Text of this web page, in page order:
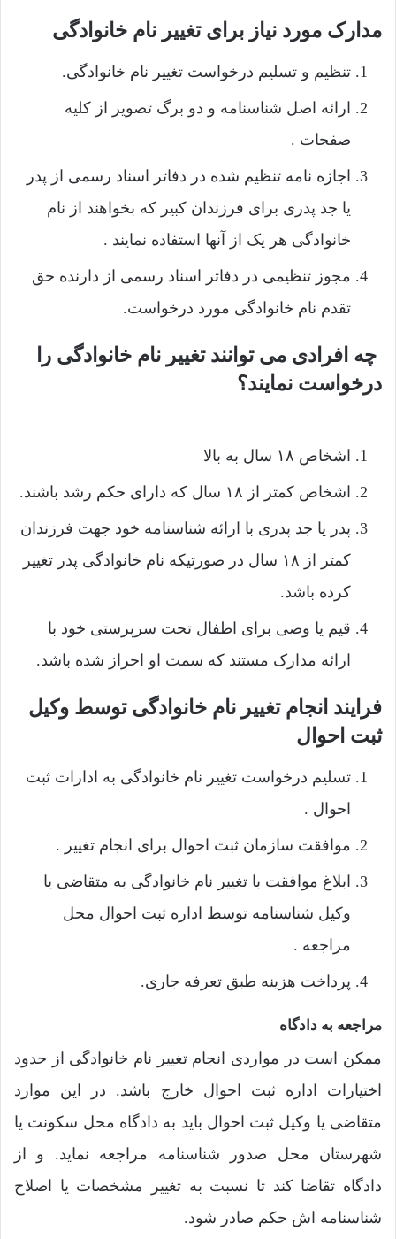
مدارک مورد نیاز برای تغییر نام خانوادگی
تنظیم و تسلیم درخواست تغییر نام خانوادگی.
ارائه اصل شناسنامه و دو برگ تصویر از کلیه
صفحات .
اجازه نامه تنظیم شده در دفاتر اسناد رسمی از پدر
یا جد پدری برای فرزندان کبیر که بخواهند از نام
خانوادگی هر یک از آنها استفاده نمایند .
مجوز تنظیمی در دفاتر اسناد رسمی از دارنده حق
تقدم نام خانوادگی مورد درخواست.
چه افرادی می توانند تغییر نام خانوادگی را
درخواست نمایند؟
اشخاص ۱۸ سال به بالا
اشخاص کمتر از ۱۸ سال که دارای حکم رشد باشند.
پدر یا جد پدری با ارائه شناسنامه خود جهت فرزندان
کمتر از ۱۸ سال در صورتیکه نام خانوادگی پدر تغییر
کرده باشد.
قیم یا وصی برای اطفال تحت سرپرستی خود با
ارائه مدارک مستند که سمت او احراز شده باشد.
فرایند انجام تغییر نام خانوادگی توسط وکیل
ثبت احوال
تسلیم درخواست تغییر نام خانوادگی به ادارات ثبت
احوال .
موافقت سازمان ثبت احوال برای انجام تغییر .
ابلاغ موافقت با تغییر نام خانوادگی به متقاضی یا
وکیل شناسنامه توسط اداره ثبت احوال محل
مراجعه .
پرداخت هزینه طبق تعرفه جاری.
مراجعه به دادگاه
ممکن است در مواردی انجام تغییر نام خانوادگی از حدود
اختیارات اداره ثبت احوال خارج باشد. در این موارد
متقاضی یا وکیل ثبت احوال باید به دادگاه محل سکونت یا
شهرستان محل صدور شناسنامه مراجعه نماید. و از
دادگاه تقاضا کند تا نسبت به تغییر مشخصات یا اصلاح
شناسنامه اش حکم صادر شود.